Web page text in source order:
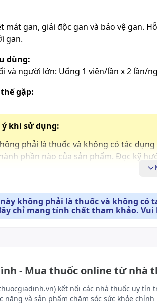
mát gan, giải độc gan và bảo vệ gan.
gan.
dùng:
và người lớn: Uống 1 viên/lần x 2 lần/
gặp:
khi sử dụng:
phải là thuốc và không có tác
phần nào của sản phẩm. Đọc kỹ
mát, tránh ánh sáng mặt trời.
không phải là thuốc và không
chỉ mang tính chất tham khảo.
- Mua thuốc online từ nhà
kết nối các nhà thuốc uy
năng và sản phẩm chăm sóc sức khỏe